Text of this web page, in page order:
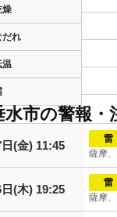
燥
だれ
温
水市の警報・
(金) 11:45 雷
薩摩
(木) 19:25 雷
薩摩